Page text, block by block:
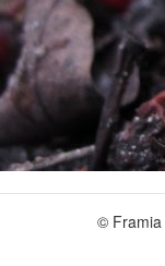
© Framia